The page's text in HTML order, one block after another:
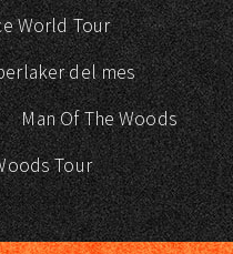
World Tour
del mes
Man Of The Woods
Tour